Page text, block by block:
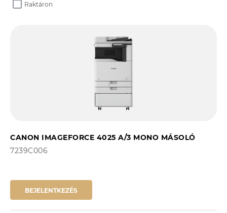
Raktáron
CANON IMAGEFORCE 4025 A/3 MONO MÁSOLÓ
7239C006
BEJELENTKEZÉS